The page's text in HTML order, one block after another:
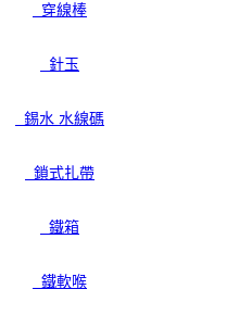
穿線棒
針玉
錫水 水線碼
鎖式扎帶
鐵箱
鐵軟喉